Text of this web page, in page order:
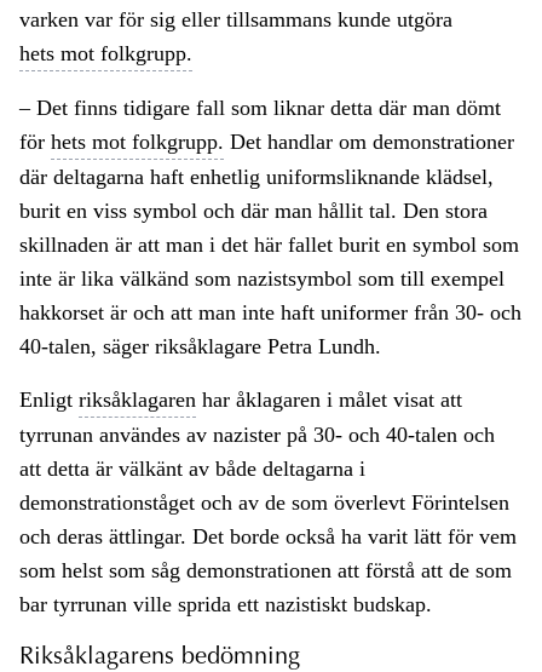
varken var för sig eller tillsammans kunde utgöra
hets mot folkgrupp.
– Det finns tidigare fall som liknar detta där man dömt
för hets mot folkgrupp. Det handlar om demonstrationer
där deltagarna haft enhetlig uniformsliknande klädsel,
burit en viss symbol och där man hållit tal. Den stora
skillnaden är att man i det här fallet burit en symbol som
inte är lika välkänd som nazistsymbol som till exempel
hakkorset är och att man inte haft uniformer från 30- och
40-talen, säger riksåklagare Petra Lundh.
Enligt riksåklagaren har åklagaren i målet visat att
tyrrunan användes av nazister på 30- och 40-talen och
att detta är välkänt av både deltagarna i
demonstrationståget och av de som överlevt Förintelsen
och deras ättlingar. Det borde också ha varit lätt för vem
som helst som såg demonstrationen att förstå att de som
bar tyrrunan ville sprida ett nazistiskt budskap.
Riksåklagarens bedömning